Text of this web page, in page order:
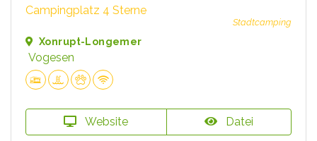
Campingplatz 4 Sterne
Stadtcamping
Xonrupt-Longemer
Vogesen
Website Datei